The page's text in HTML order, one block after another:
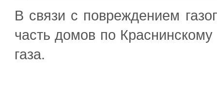
В связи с повреждением
часть домов по
газа.